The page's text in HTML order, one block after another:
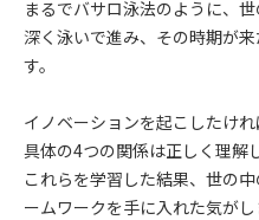
まるでバサロ泳法のように、
深く泳いで進み、その時期が
す。
イノベーションを起こしたけ
具体の4つの関係は正しく理解
これらを学習した結果、世の
ームワークを手に入れた気がし